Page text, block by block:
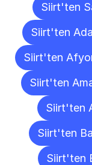
Siirt'ten
Siirt'ten
Siirt'ten
Siirt'ten
Siirt'ten
Siirt'ten
Siirt'ten